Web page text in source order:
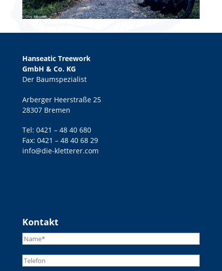
Hanseatic Treework
GmbH & Co. KG
Der Baumspezialist
Arberger Heerstraße 25
28307 Bremen
Tel: 0421 – 48 40 680
Fax: 0421 – 48 40 68 29
info@die-kletterer.com
Kontakt